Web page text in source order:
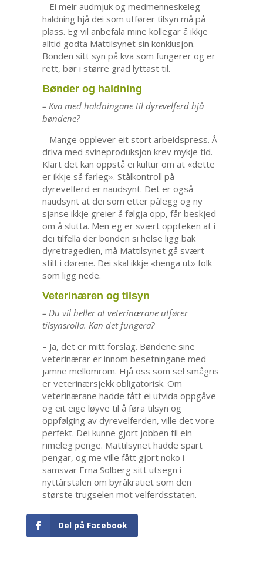
– Ei meir audmjuk og medmenneskeleg
haldning hjå dei som utfører tilsyn må på
plass. Eg vil anbefala mine kollegar å ikkje
alltid godta Mattilsynet sin konklusjon.
Bonden sitt syn på kva som fungerer og er
rett, bør i større grad lyttast til.
Bønder og haldning
– Kva med haldningane til dyrevelferd hjå
bøndene?
– Mange opplever eit stort arbeidspress. Å
driva med svineproduksjon krev mykje tid.
Klart det kan oppstå ei kultur om at «dette
er ikkje så farleg». Stålkontroll på
dyrevelferd er naudsynt. Det er også
naudsynt at dei som etter pålegg og ny
sjanse ikkje greier å følgja opp, får beskjed
om å slutta. Men eg er svært oppteken at i
dei tilfella der bonden si helse ligg bak
dyretragedien, må Mattilsynet gå svært
stilt i dørene. Dei skal ikkje «henga ut» folk
som ligg nede.
Veterinæren og tilsyn
– Du vil heller at veterinærane utfører
tilsynsrolla. Kan det fungera?
– Ja, det er mitt forslag. Bøndene sine
veterinærar er innom besetningane med
jamne mellomrom. Hjå oss som sel smågris
er veterinærsjekk obligatorisk. Om
veterinærane hadde fått ei utvida oppgåve
og eit eige løyve til å føra tilsyn og
oppfølging av dyrevelferden, ville det vore
perfekt. Dei kunne gjort jobben til ein
rimeleg penge. Mattilsynet hadde spart
pengar, og me ville fått gjort noko i
samsvar Erna Solberg sitt utsegn i
nyttårstalen om byråkratiet som den
største trugselen mot velferdsstaten.
Del på Facebook